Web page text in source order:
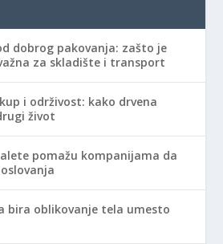
dobrog pakovanja: zašto je
za skladište i transport
i održivost: kako drvena
život
pomažu kompanijama da
bira oblikovanje tela umesto